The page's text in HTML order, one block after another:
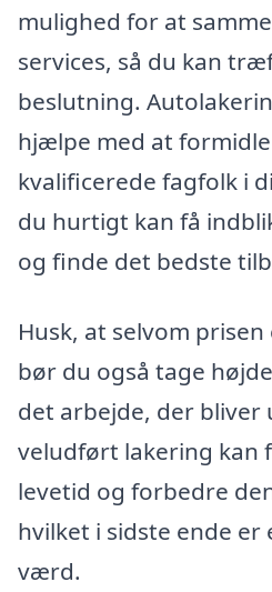
mulighed for at
services, så du kan
beslutning.
hjælpe med at
kvalificerede fagfolk i
du hurtigt kan få
og finde det bedste
Husk, at selvom
bør du også tage
det arbejde, der bliver
veludført lakering kan
levetid og forbedre
hvilket i sidste ende er
værd.